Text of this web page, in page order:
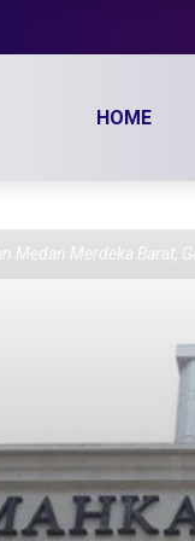
HOME
Medan Merdeka Barat,